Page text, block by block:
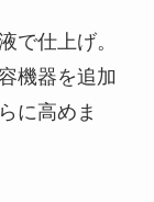
で仕上げ。
機器を追加
に高めま